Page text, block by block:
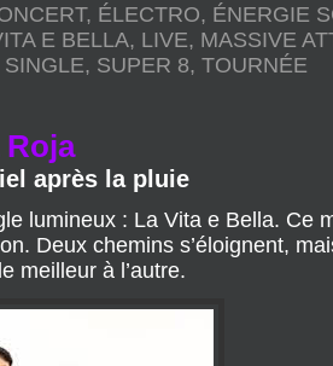
, ÉLECTRO, ÉNERGIE
E BELLA, LIVE, MASSIVE
SINGLE, SUPER 8,TOURNÉE
Roja
après la pluie
lumineux : La Vita e Bella. Ce
Deux chemins s’éloignent,
meilleur à l’autre.